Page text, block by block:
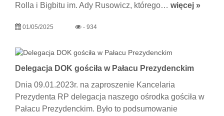
Rolla i Bigbitu im. Ady Rusowicz, którego… więcej »
01/05/2025 - 934
Delegacja DOK gościła w Pałacu Prezydenckim
Dnia 09.01.2023r. na zaproszenie Kancelaria
Prezydenta RP delegacja naszego ośrodka gościła w
Pałacu Prezydenckim. Było to podsumowanie